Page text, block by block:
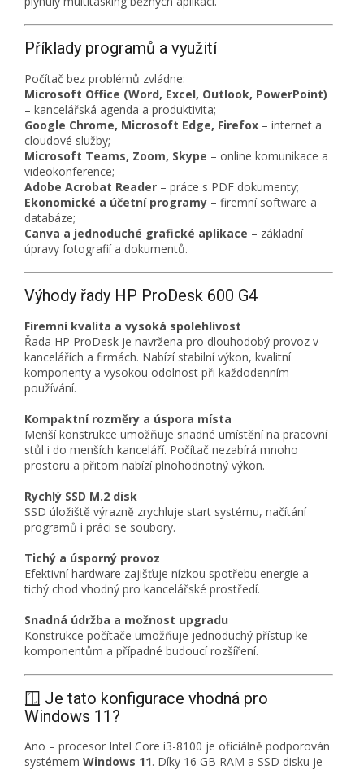
Příklady programů a využití
Počítač bez problémů zvládne:
Microsoft Office (Word, Excel, Outlook, PowerPoint)
– kancelářská agenda a produktivita;
Google Chrome, Microsoft Edge, Firefox – internet a
cloudové služby;
Microsoft Teams, Zoom, Skype – online komunikace a
videokonference;
Adobe Acrobat Reader – práce s PDF dokumenty;
Ekonomické a účetní programy – firemní software a
databáze;
Canva a jednoduché grafické aplikace – základní
úpravy fotografií a dokumentů.
Výhody řady HP ProDesk 600 G4
Firemní kvalita a vysoká spolehlivost
Řada HP ProDesk je navržena pro dlouhodobý provoz v
kancelářích a firmách. Nabízí stabilní výkon, kvalitní
komponenty a vysokou odolnost při každodenním
používání.
Kompaktní rozměry a úspora místa
Menší konstrukce umožňuje snadné umístění na pracovní
stůl i do menších kanceláří. Počítač nezabírá mnoho
prostoru a přitom nabízí plnohodnotný výkon.
Rychlý SSD M.2 disk
SSD úložiště výrazně zrychluje start systému, načítání
programů i práci se soubory.
Tichý a úsporný provoz
Efektivní hardware zajišťuje nízkou spotřebu energie a
tichý chod vhodný pro kancelářské prostředí.
Snadná údržba a možnost upgradu
Konstrukce počítače umožňuje jednoduchý přístup ke
komponentům a případné budoucí rozšíření.
🪟 Je tato konfigurace vhodná pro
Windows 11?
Ano – procesor Intel Core i3-8100 je oficiálně podporován
systémem Windows 11. Díky 16 GB RAM a SSD disku je